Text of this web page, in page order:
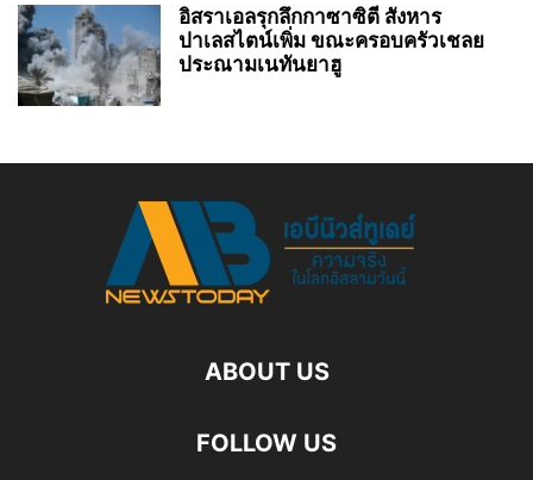
อิสราเอลรุกลึกกาซาซิตี สังหาร
ปาเลสไตน์เพิ่ม ขณะครอบครัวเชลย
ประณามเนทันยาฮู
ABOUT US
FOLLOW US